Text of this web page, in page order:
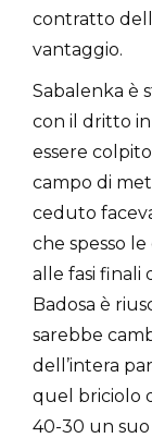
contratto
vantaggio.
Sabalenka è
con il dritto
essere
campo di
ceduto
che spesso
alle fasi finali
Badosa è
sarebbe
dell’intera
quel briciolo
40-30 un